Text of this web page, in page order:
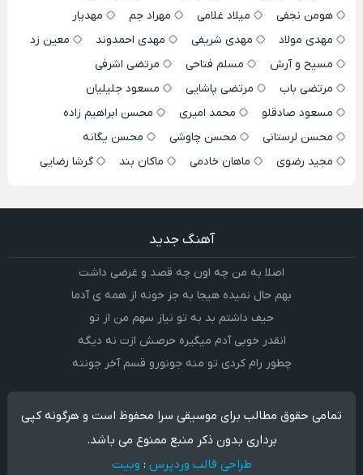
هومن نجفی
میلاد غلامی مهراد جم
مهدیار
مهدی مولاد
مهدی شریفی مهدی احمدوند
معین زد
مسیح و آرش
مسلم فتاحی
مرتضی اشرفی
مرتضی باب
مرتضی پاشایی
مسعود جلیلیان
مسعود صادقلو
محمد امیری
محسن ابراهیم زاده
محسن لرستانی
محسن چاوشی
محسن یگانه
مجید رضوی
ماهان خادمی ماکان بند گرشا رضایی
آهنگ جدید
اصلا به من چه اون چه قصد و غرضی داشت
بهم حال نمیده هیجا به جز خونه از همه ی آدما
حیف داشتم بد به تو نیاز سهم من از تو
انقدر خوبی آدم میگیره حرصش ازت نه دیگه
چطور رام کردی تو منه جونورو قسم آخر جونته
تمامی حقوق مطالب برای موسیقی سرا محفوظ است و هرگونه کپی
برداری بدون ذکر منبع ممنوع می باشد.
طراحی قالب وردپرس : وبیت